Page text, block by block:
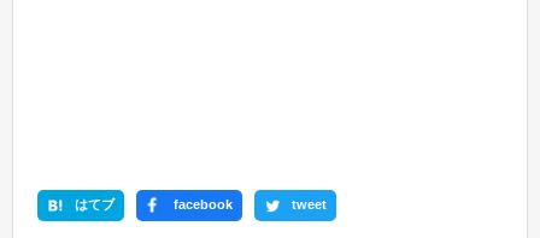
はてブ facebook tweet